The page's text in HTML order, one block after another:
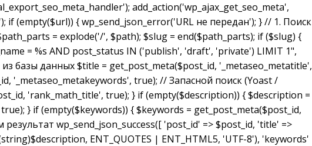
add_action('wp_ajax_get_seo_meta',
if (empty($url)) { wp_send_json_error('URL не передан'); } // 1. Поиск
= explode('/', $path); $slug = end($path_parts); if ($slug) {
= %s AND post_status IN ('publish', 'draft', 'private') LIMIT 1",
базы данных $title = get_post_meta($post_id, '_metaseo_metatitle',
'_metaseo_metakeywords', true); // Запасной поиск (Yoast /
'rank_math_title', true); } if (empty($description)) { $description =
} if (empty($keywords)) { $keywords = get_post_meta($post_id,
wp_send_json_success([ 'post_id' => $post_id, 'title' =>
ENT_QUOTES | ENT_HTML5, 'UTF-8'), 'keywords'